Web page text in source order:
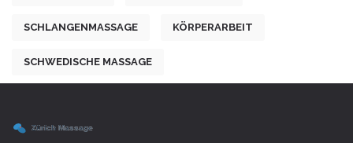
SCHLANGENMASSAGE KÖRPERARBEIT
SCHWEDISCHE MASSAGE